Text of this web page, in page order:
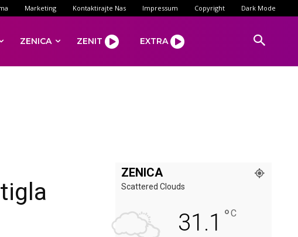
Marketing Kontaktirajte Nas Impressum Copyright Dark Mode
ZENICA ZENIT EXTRA
ZENICA
Scattered Clouds
31.1 °C